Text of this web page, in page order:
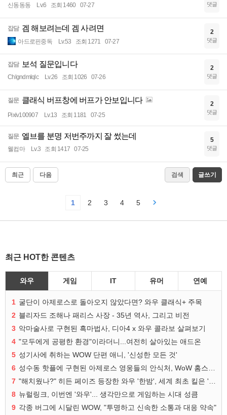
신동동동 Lv.6 조회 1460 07-27 댓글
잡담 겜 해보려는데 겜 사려면
아드로핀중독 Lv.53 조회 1271 07-27
2
댓글
잡담 보석 질문입니다
Chlgndmlqlc Lv.26 조회 1026 07-26
2
댓글
질문 클래식 버프창에 버프가 안보입니다
Pixiv100907 Lv.13 조회 1181 07-25
2
댓글
질문 엘브를 분명 저번주까지 잘 썼는데
웰컴마 Lv.3 조회 1417 07-25
5
댓글
최근 다음 검색 글쓰기
1 2 3 4 5
최근 HOT한 콘텐츠
와우 게임 IT 유머 연예
1 굴단이 아제로스로 돌아오지 않았다면? 와우 클래식+ 주목
2 블리자드 조해나 패리스 사장 - 35년 역사, 그리고 비전
3 악마술사로 구현된 흑마법사, 디아4 x 와우 콜라보 살펴보기
4 "모두에게 공평한 환경"이라더니...여전히 살아있는 애드온
5 성기사에 취하는 WOW 단편 애니, '신성한 모든 것'
6
7
8 뉴럴링크, 이번엔 '와우'... 생각만으로 게임하는 시대 성큼
9 각종 버그에 시달린 WOW, "투명하고 신속한 소통과 대응 약속"